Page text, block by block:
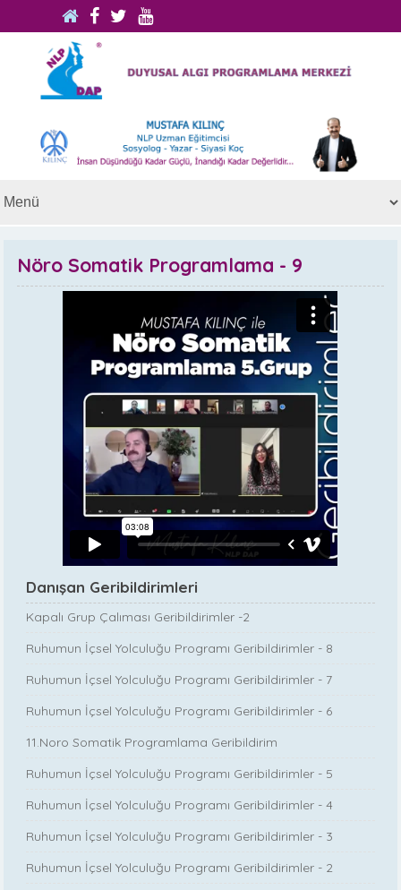
Nöro Somatik Programlama - 9
Danışan Geribildirimleri
Kapalı Grup Çalıması Geribildirimler -2
Ruhumun İçsel Yolculuğu Programı Geribildirimler - 8
Ruhumun İçsel Yolculuğu Programı Geribildirimler - 7
Ruhumun İçsel Yolculuğu Programı Geribildirimler - 6
11.Noro Somatik Programlama Geribildirim
Ruhumun İçsel Yolculuğu Programı Geribildirimler - 5
Ruhumun İçsel Yolculuğu Programı Geribildirimler - 4
Ruhumun İçsel Yolculuğu Programı Geribildirimler - 3
Ruhumun İçsel Yolculuğu Programı Geribildirimler - 2